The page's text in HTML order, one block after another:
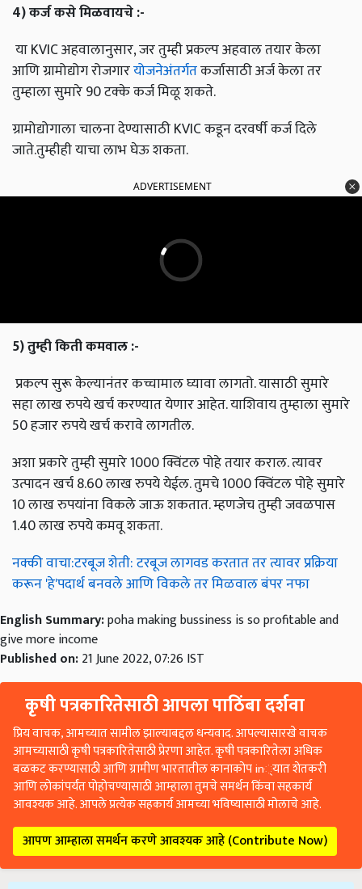
4)कर्जकसेमिळवायचे:-
या KVIC अहवालानुसार, जर तुम्ही प्रकल्प अहवाल तयार केला
आणि ग्रामोद्योग रोजगारयोजनेअंतर्गतकर्जासाठी अर्ज केला तर
तुम्हाला सुमारे 90 टक्के कर्ज मिळू शकते.
ग्रामोद्योगाला चालना देण्यासाठी KVIC कडून दरवर्षी कर्ज दिले
जाते.तुम्हीही याचा लाभ घेऊ शकता.
ADVERTISEMENT
5)तुम्हीकितीकमवाल:-
प्रकल्प सुरू केल्यानंतर कच्चामाल घ्यावा लागतो. यासाठी सुमारे
सहा लाख रुपये खर्च करण्यात येणार आहेत. याशिवाय तुम्हाला सुमारे
50 हजार रुपये खर्च करावे लागतील.
अशा प्रकारे तुम्ही सुमारे 1000 क्विंटल पोहे तयार कराल. त्यावर
उत्पादन खर्च 8.60 लाख रुपये येईल. तुमचे 1000 क्विंटल पोहे सुमारे
10 लाख रुपयांना विकले जाऊ शकतात. म्हणजेच तुम्ही जवळपास
1.40 लाख रुपये कमवू शकता.
नक्की वाचा:टरबूज शेती: टरबूज लागवड करतात तर त्यावर प्रक्रिया
करून 'हे'पदार्थ बनवले आणि विकले तर मिळवाल बंपर नफा
English Summary:poha making bussiness is so profitable and
give more income
Published on:21 June 2022, 07:26 IST
कृषी पत्रकारितेसाठी आपला पाठिंबा दर्शवा
प्रिय वाचक, आमच्यात सामील झाल्याबद्दल धन्यवाद. आपल्यासारखे वाचक
आमच्यासाठी कृषी पत्रकारितेसाठी प्रेरणा आहेत. कृषी पत्रकारितेला अधिक
बळकट करण्यासाठी आणि ग्रामीण भारतातील कानाकोप in्यात शेतकरी
आणि लोकांपर्यंत पोहोचण्यासाठी आम्हाला तुमचे समर्थन किंवा सहकार्य
आवश्यक आहे. आपले प्रत्येक सहकार्य आमच्या भविष्यासाठी मोलाचे आहे.
आपण आम्हाला समर्थन करणे आवश्यक आहे (Contribute Now)